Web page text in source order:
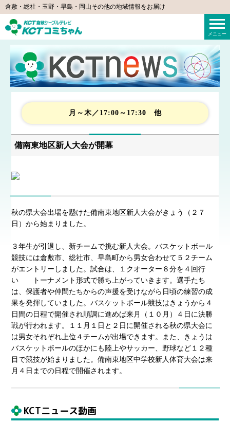
倉敷・総社・玉野・早島・岡山その他の地域情報をお届け
KCTコミちゃん（倉敷ケーブルテレビ）
メニュー
月～木／17:00～17:30 他
備南東地区新人大会が開幕
秋の県大会出場を懸けた備南東地区新人大会がきょう（２７
日）から始まりました。
３年生が引退し、新チームで挑む新人大会。バスケットボール
競技には倉敷市、総社市、早島町から男女合わせて５２チーム
がエントリーしました。試合は、１クオーター８分を４回行
い トーナメント形式で勝ち上がっていきます。選手たち
は、保護者や仲間たちからの声援を受けながら日頃の練習の成
果を発揮していました。バスケットボール競技はきょうから４
日間の日程で開催され順調に進めば来月（１０月）４日に決勝
戦が行われます。１１月１日と２日に開催される秋の県大会に
は男女それぞれ上位４チームが出場できます。また、きょうは
バスケットボールのほかにも陸上やサッカー、野球など１２種
目で競技が始まりました。備南東地区中学校新人体育大会は来
月４日までの日程で開催されます。
KCTニュース動画